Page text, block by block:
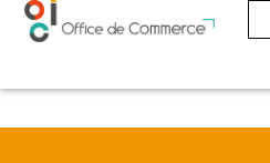
Panneau de gestion des cookies